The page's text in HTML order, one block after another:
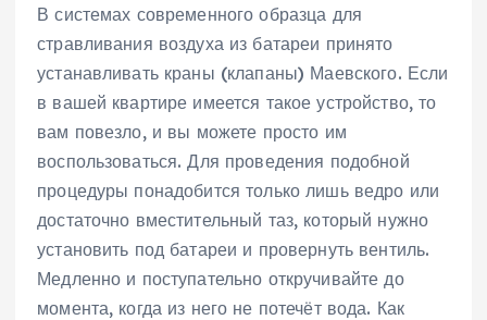
В системах современного образца для
стравливания воздуха из батареи принято
устанавливать краны (клапаны) Маевского. Если
в вашей квартире имеется такое устройство, то
вам повезло, и вы можете просто им
воспользоваться. Для проведения подобной
процедуры понадобится только лишь ведро или
достаточно вместительный таз, который нужно
установить под батареи и провернуть вентиль.
Медленно и поступательно откручивайте до
момента, когда из него не потечёт вода. Как